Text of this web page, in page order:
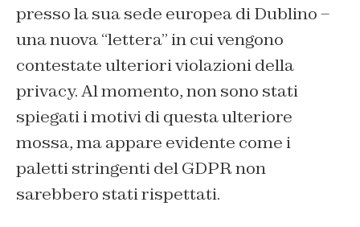
presso la sua sede europea di Dublino –
una nuova “lettera” in cui vengono
contestate ulteriori violazioni della
privacy. Al momento, non sono stati
spiegati i motivi di questa ulteriore
mossa, ma appare evidente come i
paletti stringenti del GDPR non
sarebbero stati rispettati.